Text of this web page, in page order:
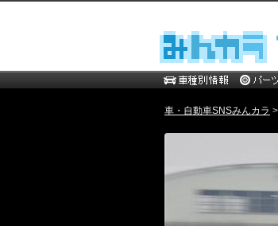
車・自動車SNSみんカラ >